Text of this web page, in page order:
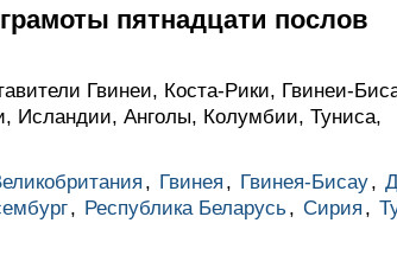
пятнадцати послов
Гвинеи, Коста-Рики, Гвинеи-
Исландии, Анголы, Колумбии, Туниса,
, Гвинея , Гвинея-Бисау,
, Республика Беларусь, Сирия ,